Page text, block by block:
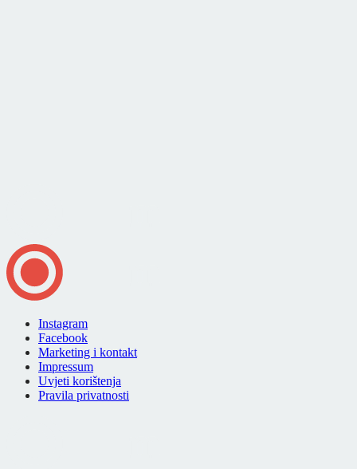
Instagram
Facebook
Marketing i kontakt
Impressum
Uvjeti korištenja
Pravila privatnosti